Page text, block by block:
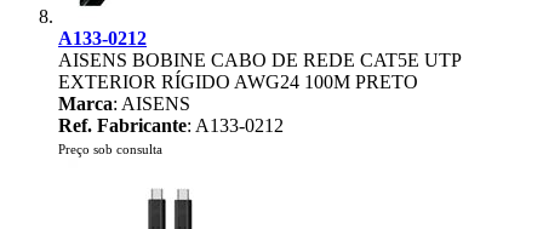
A133-0212
AISENS BOBINE CABO DE REDE CAT5E UTP
EXTERIOR RÍGIDO AWG24 100M PRETO
Marca: AISENS
Ref. Fabricante: A133-0212
Preço sob consulta